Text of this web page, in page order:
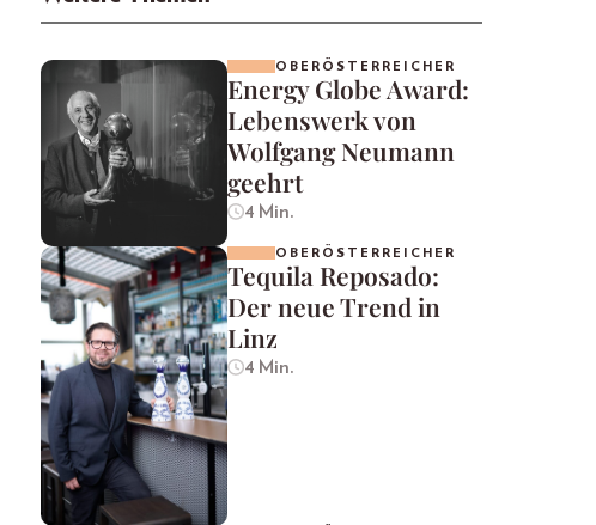
OBERÖSTERREICHER
Energy Globe Award:
Lebenswerk von
Wolfgang Neumann
geehrt
4 Min.
OBERÖSTERREICHER
Tequila Reposado:
Der neue Trend in
Linz
4 Min.